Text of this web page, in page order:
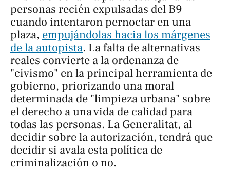
personas recién expulsadas del B9
cuando intentaron pernoctar en una
plaza, empujándolas hacia los márgenes
de la autopista. La falta de alternativas
reales convierte a la ordenanza de
"civismo" en la principal herramienta de
gobierno, priorizando una moral
determinada de "limpieza urbana" sobre
el derecho a una vida de calidad para
todas las personas. La Generalitat, al
decidir sobre la autorización, tendrá que
decidir si avala esta política de
criminalización o no.